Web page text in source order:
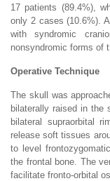
17 patients (89.4%),
only 2 cases (10.6%).
with syndromic
nonsyndromic forms of
Operative Technique
The skull was
bilaterally raised in the
bilateral supraorbital
release soft tissues
to level
the frontal bone. The
facilitate fronto-orbital